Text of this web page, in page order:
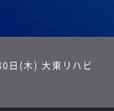
日(木) 大東リハビ